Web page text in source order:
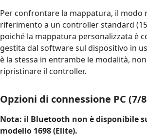
Per confrontare la mappatura, il modo
riferimento a un controller standard
poiché la mappatura personalizzata è
gestita dal software sul dispositivo in
è la stessa in entrambe le modalità,
ripristinare il controller.
Opzioni di connessione PC (7/
Nota: il Bluetooth non è disponibile
modello 1698 (Elite).